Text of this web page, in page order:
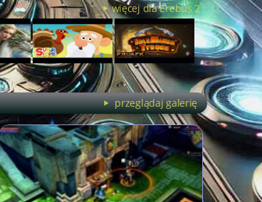
więcej dla Erebus 2
przeglądaj galerię